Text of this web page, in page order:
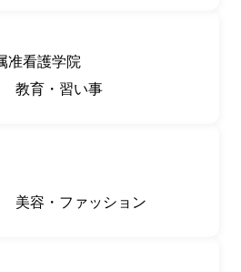
准看護学院
教育・習い事
美容・ファッション